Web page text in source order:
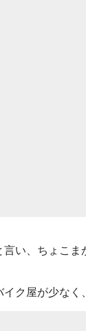
い、ちょこ
ク屋が少な